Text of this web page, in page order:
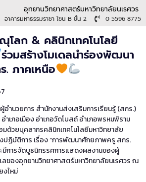
อุทยานวิทยาศาสตร์มหาวิทยาลัยนเรศวร
อาคารมหาธรรมราชา โซน B ชั้น 2 0 5596 8775
ลก & คลินิกเทคโนโลยี
ร่วมสร้างโมเดลนําร่องพัฒนา
ภาคเหนือ
ำนวยการ สำนักงานส่งเสริมการเรียนรู้ (สกร.)
เภอเมือง อำเภอวัดโบสถ์ อำเภอพรหมพิราม
มด้วยบุคลากรคลินิกเทคโนโลยีมหาวิทยาลัย
งปฏิบัติการ เรื่อง “การพัฒนาศักยภาพครู สกร.
มีการจัดบูธนิทรรศการแสดงผลงานของผู้
ลของอุทยานวิทยาศาสตร์มหาวิทยาลัยนเรศวร ณ
งใหม่